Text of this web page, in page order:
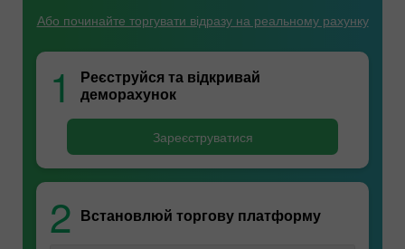
Або починайте торгувати відразу на реальному рахунку
1
Реєструйся та відкривай
деморахунок
Зареєструватися
2 Встановлюй торгову платформу